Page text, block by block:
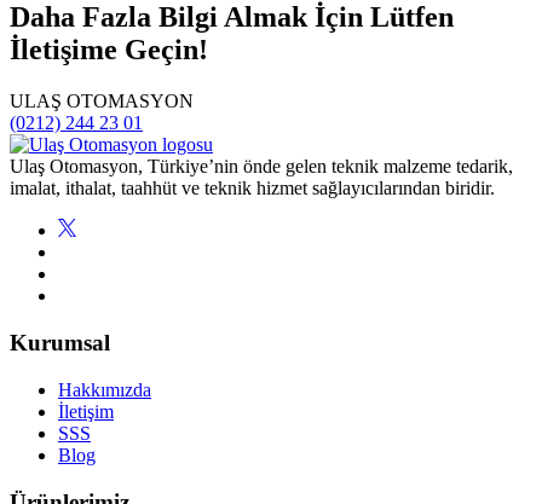
Daha Fazla Bilgi Almak İçin Lütfen
İletişime Geçin!
ULAŞ OTOMASYON
(0212) 244 23 01
Ulaş Otomasyon, Türkiye’nin önde gelen teknik malzeme tedarik,
imalat, ithalat, taahhüt ve teknik hizmet sağlayıcılarından biridir.
Kurumsal
Hakkımızda
İletişim
SSS
Blog